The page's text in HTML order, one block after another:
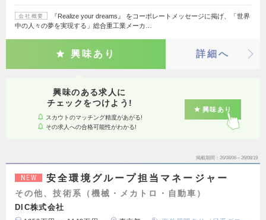
会社概要
『Realize your dreams』 をコーポレートメッセージに掲げ、「世界
中の人々の夢を実現する」総合重工業メーカ…
興味あり 詳細へ
興味のある求人に
チェックをつけよう!
スカウトのマッチング精度があがる!
その求人への合格可能性がわかる!
興味あり
掲載期間 26/08/06～26/08/19
NEW 安全環境グループ担当マネージャー
その他、技術系（機械・メカトロ・自動車）
DIC株式会社